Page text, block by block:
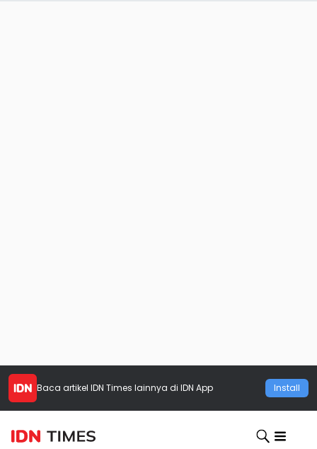
Baca artikel IDN Times lainnya di IDN App Install